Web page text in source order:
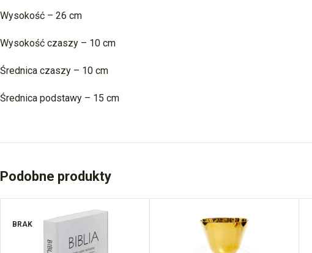
Wysokość – 26 cm
Wysokość czaszy – 10 cm
Średnica czaszy – 10 cm
Średnica podstawy – 15 cm
Podobne produkty
BRAK